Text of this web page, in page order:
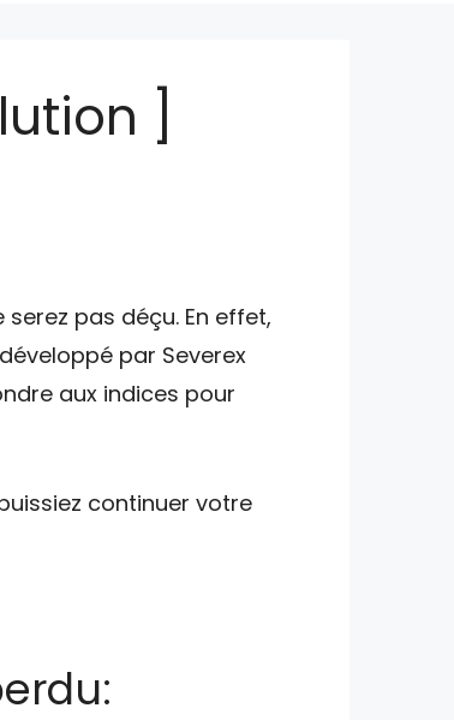
]
pas déçu. En effet,
par Severex
aux indices pour
continuer votre